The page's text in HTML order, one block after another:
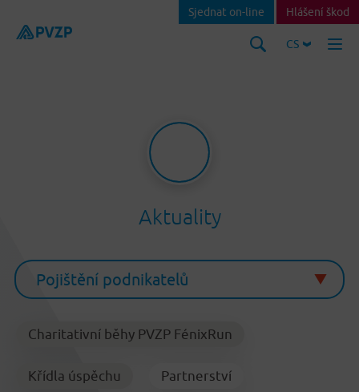
CS
Sjednat on-line Hlášení škod
Aktuality
Charitativní běhy PVZP FénixRun
Křídla úspěchu Partnerství